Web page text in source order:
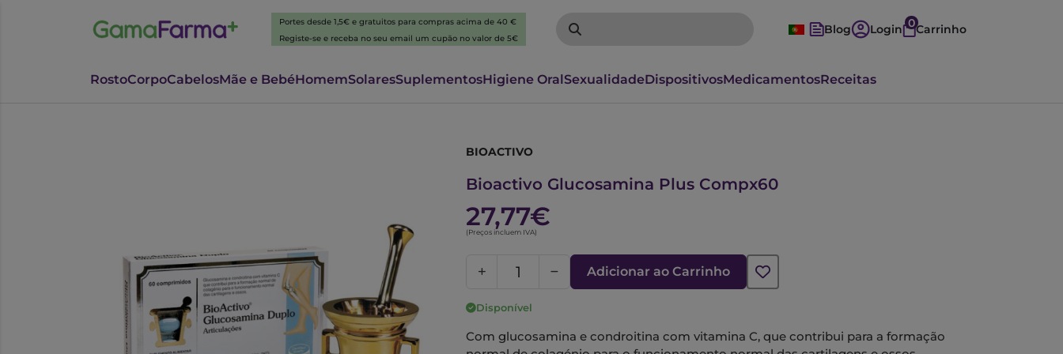
Portes desde 1,5€ e gratuitos para compras acima de 40 €
Registe-se e receba no seu email um cupão no valor de 5€
Blog Login 0Carrinho
RostoCorpoCabelosMãe e BebéHomemSolaresSuplementosHigiene OralSexualidadeDispositivosMedicamentosReceitas
BIOACTIVO
Bioactivo Glucosamina Plus Compx60
27,77€
(Preços incluem IVA)
Adicionar ao Carrinho
Disponível
Com glucosamina e condroitina com vitamina C, que contribui para a formação